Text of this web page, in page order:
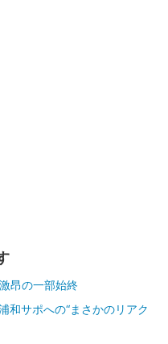
昂の一部始終
和サポへの“まさかのリアク